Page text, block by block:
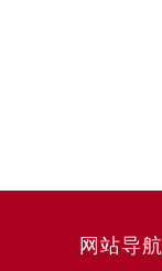
网站导航